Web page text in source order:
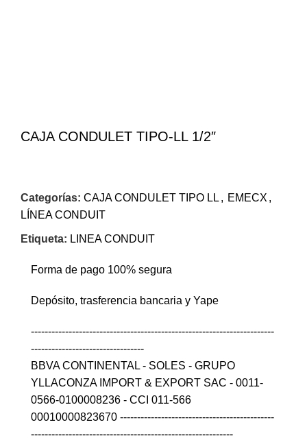
CAJA CONDULET TIPO-LL 1/2″
Categorías: CAJA CONDULET TIPO LL , EMECX ,
LÍNEA CONDUIT
Etiqueta: LINEA CONDUIT
Forma de pago 100% segura
Depósito, trasferencia bancaria y Yape
-----------------------------------------------------------------------
---------------------------------
BBVA CONTINENTAL - SOLES - GRUPO
YLLACONZA IMPORT & EXPORT SAC - 0011-
0566-0100008236 - CCI 011-566
00010000823670 ---------------------------------------------
-----------------------------------------------------------